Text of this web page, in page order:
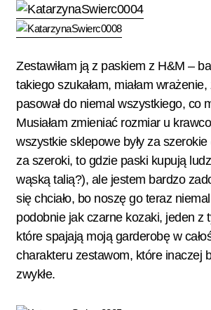
Zestawiłam ją z paskiem z H&M –
takiego szukałam, miałam
pasował do niemal wszystkiego, co
Musiałam zmieniać rozmiar u
wszystkie sklepowe były za szerokie
za szeroki, to gdzie paski kupują
wąską talią?), ale jestem bardzo
się chciało, bo noszę go teraz
podobnie jak czarne kozaki, jeden z
które spajają moją garderobę w
charakteru zestawom, które inaczej
zwykłe.